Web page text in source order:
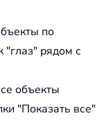
по
"глаз" рядом с
объекты
"Показать все"